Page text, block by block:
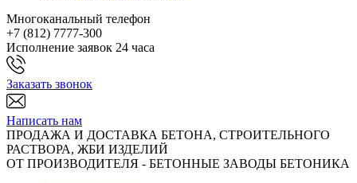
Многоканальный телефон
+7 (812) 7777-300
Исполнение заявок 24 часа
Заказать звонок
Написать нам
ПРОДАЖА И ДОСТАВКА БЕТОНА, СТРОИТЕЛЬНОГО
РАСТВОРА, ЖБИ ИЗДЕЛИЙ
ОТ ПРОИЗВОДИТЕЛЯ - БЕТОННЫЕ ЗАВОДЫ БЕТОНИКА